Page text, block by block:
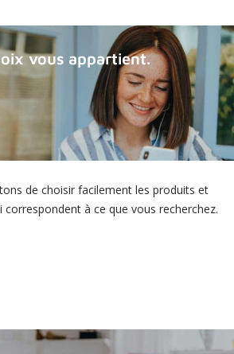
vous appartient.
de choisir facilement les produits et
correspondent à ce que vous recherchez.